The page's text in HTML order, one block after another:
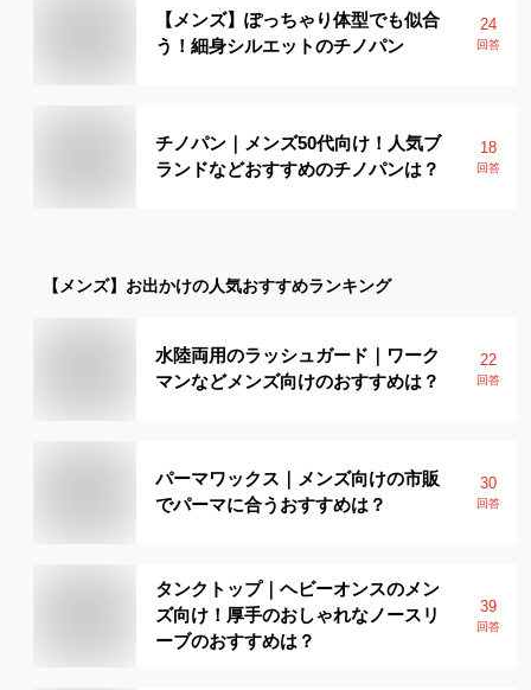
【メンズ】ぽっちゃり体型でも似合
う！細身シルエットのチノパン
24
回答
チノパン｜メンズ50代向け！人気ブ
ランドなどおすすめのチノパンは？
18
回答
【メンズ】 お出かけの人気おすすめランキング
水陸両用のラッシュガード｜ワーク
マンなどメンズ向けのおすすめは？
22
回答
パーマワックス｜メンズ向けの市販
でパーマに合うおすすめは？
30
回答
タンクトップ｜ヘビーオンスのメン
ズ向け！厚手のおしゃれなノースリ
ーブのおすすめは？
39
回答